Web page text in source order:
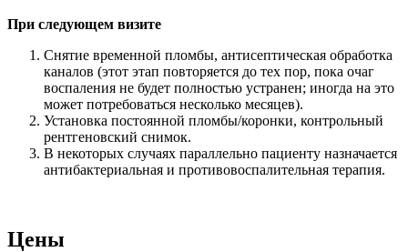
При следующем визите
Снятие временной пломбы, антисептическая обработка
каналов (этот этап повторяется до тех пор, пока очаг
воспаления не будет полностью устранен; иногда на это
может потребоваться несколько месяцев).
Установка постоянной пломбы/коронки, контрольный
рентгеновский снимок.
В некоторых случаях параллельно пациенту назначается
антибактериальная и противовоспалительная терапия.
Цены